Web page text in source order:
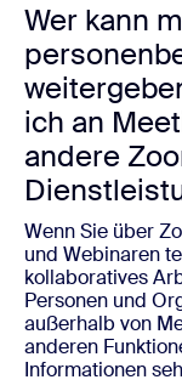
Wer kann
ich an
andere
Wenn Sie über
und Webinaren
kollaboratives
Personen und
außerhalb von
anderen
Informationen